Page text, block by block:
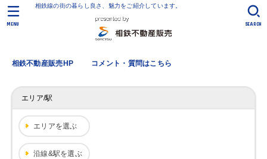
相鉄線の街の暮らし良さ、魅力をご紹介しています。
相鉄不動産販売HP コメント・質問はこちら
SEARCH
MENU
エリア/駅
エリアを選ぶ
沿線&駅を選ぶ